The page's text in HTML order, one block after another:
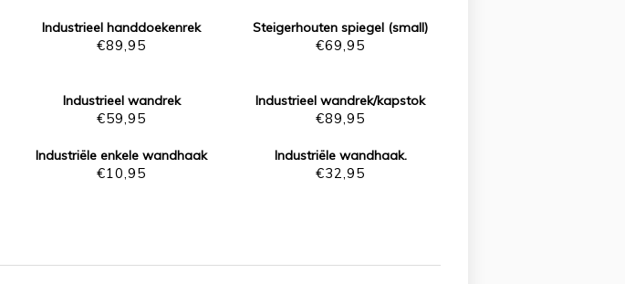
Industrieel handdoekenrek
€89,95
Steigerhouten spiegel (small)
€69,95
Industrieel wandrek
€59,95
Industrieel wandrek/kapstok
€89,95
Industriële enkele wandhaak
€10,95
Industriële wandhaak.
€32,95